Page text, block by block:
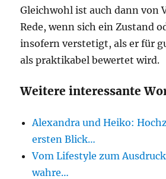
Gleichwohl ist auch dann von
Rede, wenn sich ein Zustand
insofern verstetigt, als er für
als praktikabel bewertet wird.
Weitere interessante
Alexandra und Heiko:
ersten Blick…
Vom Lifestyle zum
wahre…